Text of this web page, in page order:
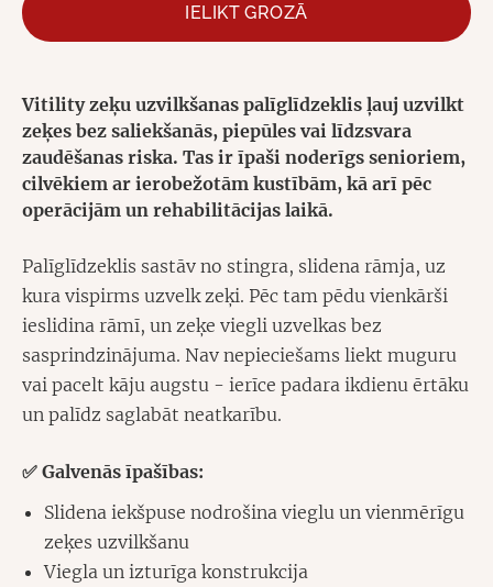
IELIKT GROZĀ
Vitility zeķu uzvilkšanas palīglīdzeklis ļauj uzvilkt
zeķes bez saliekšanās, piepūles vai līdzsvara
zaudēšanas riska. Tas ir īpaši noderīgs senioriem,
cilvēkiem ar ierobežotām kustībām, kā arī pēc
operācijām un rehabilitācijas laikā.
Palīglīdzeklis sastāv no stingra, slidena rāmja, uz
kura vispirms uzvelk zeķi. Pēc tam pēdu vienkārši
ieslidina rāmī, un zeķe viegli uzvelkas bez
sasprindzinājuma. Nav nepieciešams liekt muguru
vai pacelt kāju augstu - ierīce padara ikdienu ērtāku
un palīdz saglabāt neatkarību.
✅ Galvenās īpašības:
Slidena iekšpuse nodrošina vieglu un vienmērīgu
zeķes uzvilkšanu
Viegla un izturīga konstrukcija